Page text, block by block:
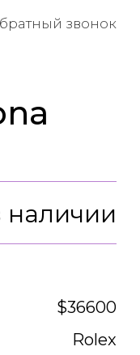
звонок
наличии
$36600
Rolex